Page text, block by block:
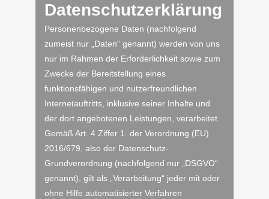
Datenschutzerklärung
Personenbezogene Daten (nachfolgend
zumeist nur „Daten“ genannt) werden von uns
nur im Rahmen der Erforderlichkeit sowie zum
Zwecke der Bereitstellung eines
funktionsfähigen und nutzerfreundlichen
Internetauftritts, inklusive seiner Inhalte und
der dort angebotenen Leistungen, verarbeitet.
Gemäß Art. 4 Ziffer 1. der Verordnung (EU)
2016/679, also der Datenschutz-
Grundverordnung (nachfolgend nur „DSGVO“
genannt), gilt als „Verarbeitung“ jeder mit oder
ohne Hilfe automatisierter Verfahren